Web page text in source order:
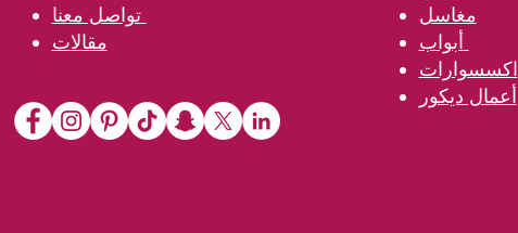
تواصل معنا
مقالات
مغاسل
اكسسوارات
أعمال ديكور